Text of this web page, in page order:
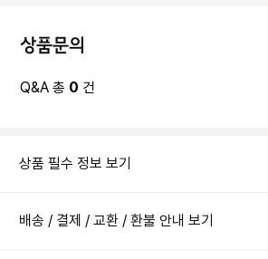
상품문의
Q&A 총 0 건
상품 필수 정보 보기
배송 / 결제 / 교환 / 환불 안내 보기